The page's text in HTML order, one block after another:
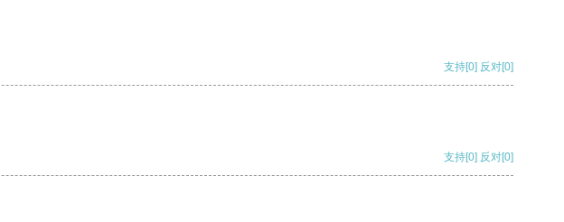
支持[0] 反对[0]
支持[0] 反对[0]